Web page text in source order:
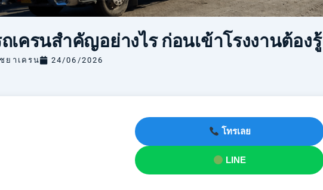
เครนสำคัญอย่างไร ก่อนเข้าโรงงานต้องรู้
ยาเครน 24/06/2026
โทรเลย
LINE